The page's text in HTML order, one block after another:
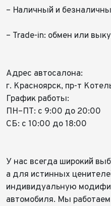
– Наличный и
– Trade-in: обмен или
Адрес автосалона:
г. Красноярск, пр-т
График работы:
ПН–ПТ: с 9:00 до 20:00
СБ: с 10:00 до 18:00
У нас всегда широкий
а для истинных
индивидуальную
автомобиля. Мы